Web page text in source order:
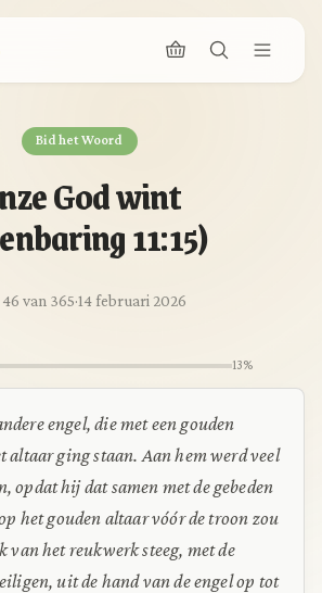
Bid het Woord
God wint
11:15)
van 365·14 februari 2026
13%
engel, die met een gouden
ging staan. Aan hem werd veel
opdat hij dat samen met de gebeden
het gouden altaar vóór de troon zou
van het reukwerk steeg, met de
uit de hand van de engel op tot